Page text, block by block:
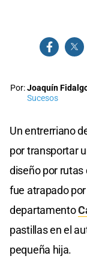
Por:Joaquín
Sucesos
Un entrerriano
por transportar
diseño por rutas
fue atrapado
departamento
pastillas en el
pequeña hija.